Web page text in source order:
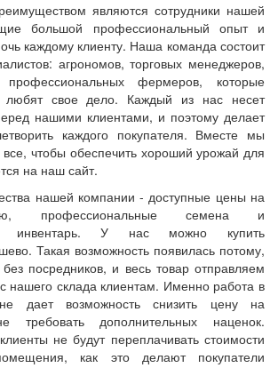
являются сотрудники нашей
большой профессиональный опыт и
каждому клиенту. Наша команда состоит
агрономов, торговых менеджеров,
профессиональных фермеров, которые
свое дело. Каждый из нас несет
нашими клиентами, и поэтому делает
каждого покупателя. Вместе мы
чтобы обеспечить хороший урожай для
на наш сайт.
нашей компании - доступные цены на
профессиональные семена и
инвентарь. У нас можно купить
Такая возможность появилась потому,
посредников, и весь товар отправляем
нашего склада клиентам. Именно работа в
дает возможность снизить цену на
дополнительных наценок.
не будут переплачивать стоимости
как это делают покупатели